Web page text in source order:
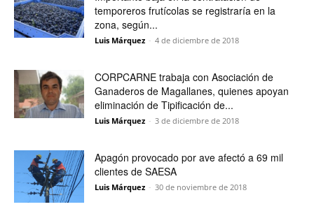
temporeros frutícolas se registraría en la
zona, según...
Luis Márquez - 4 de diciembre de 2018
CORPCARNE trabaja con Asociación de
Ganaderos de Magallanes, quienes apoyan
eliminación de Tipificación de...
Luis Márquez - 3 de diciembre de 2018
Apagón provocado por ave afectó a 69 mil
clientes de SAESA
Luis Márquez - 30 de noviembre de 2018